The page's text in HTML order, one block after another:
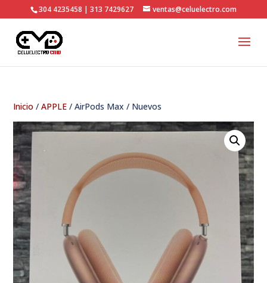
304 4235458 | 313 7429627 ventas@celuelectro.com
Inicio /APPLE / AirPods Max / Nuevos